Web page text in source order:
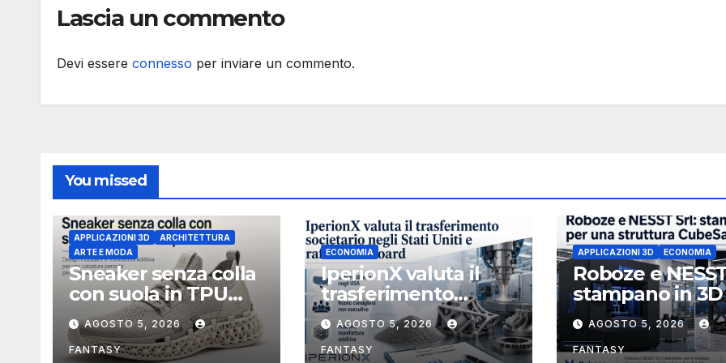
indipendente non
Lascia un commento
Devi essere connesso per inviare un commento.
You missed
APPLICAZIONI 3D
ARCHITETTURA
ARTE E MODA
Sneaker senza colla
con suola in TPU
stampata in 3D
AGOSTO 5, 2026
FANTASY
ECONOMIA
IperionX valuta il
trasferimento
societario negli Stati
Uniti e rafforza il
board, ha nominato
AGOSTO 5, 2026
FANTASY
APPLICAZIONI 3D ECONOMIA
Roboze e
stampano in
struttura
3U in Carbon
AGOSTO 5, 2026
FANTASY